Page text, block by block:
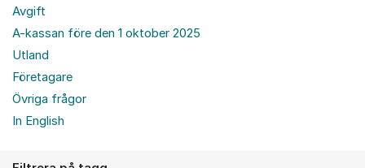
Avgift
A-kassan före den 1 oktober 2025
Utland
Företagare
Övriga frågor
In English